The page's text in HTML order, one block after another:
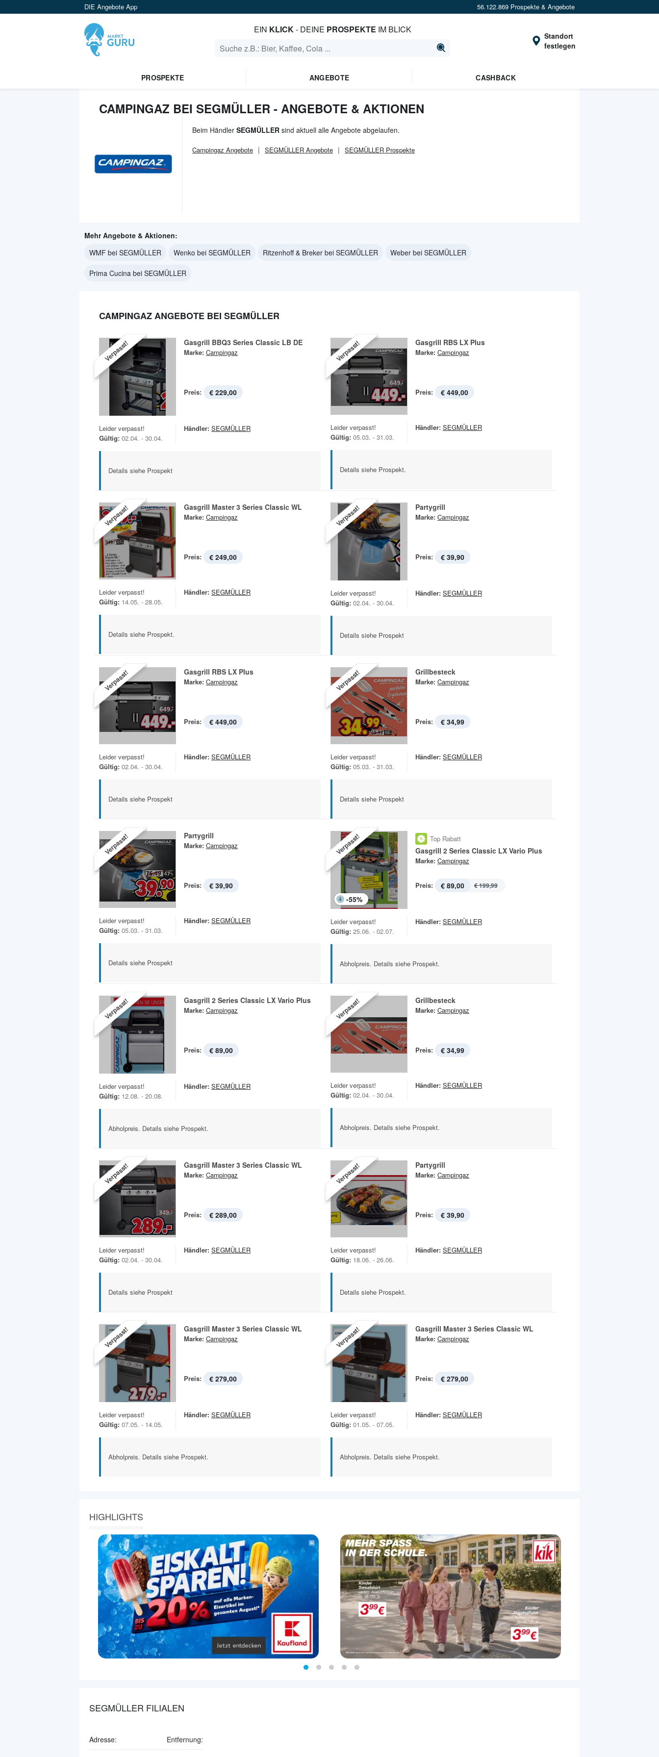
DIE Angebote App 56.122.869 Prospekte & Angebote
EIN KLICK- DEINE PROSPEKTE IM BLICK
Standort
festlegen
PROSPEKTE ANGEBOTE CASHBACK
CAMPINGAZ BEI SEGMÜLLER - ANGEBOTE & AKTIONEN
Beim Händler SEGMÜLLER sind aktuell alle Angebote abgelaufen.
Campingaz Angebote SEGMÜLLER Angebote SEGMÜLLER Prospekte
Mehr Angebote & Aktionen:
WMF bei SEGMÜLLER
Wenko bei SEGMÜLLER Ritzenhoff & Breker bei SEGMÜLLER Weber bei SEGMÜLLER
Prima Cucina bei SEGMÜLLER
CAMPINGAZ ANGEBOTE BEI SEGMÜLLER
Verpasst! Gasgrill BBQ3 Series Classic LB DE
Marke: Campingaz
Preis: € 229,00
Leider verpasst!
Gültig: 02.04. - 30.04.
Händler: SEGMÜLLER
Details siehe Prospekt
Verpasst! Gasgrill RBS LX Plus
Marke: Campingaz
Preis: € 449,00
Leider verpasst!
Gültig: 05.03. - 31.03.
Händler: SEGMÜLLER
Details siehe Prospekt.
Verpasst! Gasgrill Master 3 Series Classic WL
Marke: Campingaz
Preis: € 249,00
Leider verpasst!
Gültig: 14.05. - 28.05.
Händler: SEGMÜLLER
Details siehe Prospekt.
Verpasst! Partygrill
Marke: Campingaz
Preis: € 39,90
Leider verpasst!
Gültig: 02.04. - 30.04.
Händler: SEGMÜLLER
Details siehe Prospekt
Verpasst! Gasgrill RBS LX Plus
Marke: Campingaz
Preis: € 449,00
Leider verpasst!
Gültig: 02.04. - 30.04.
Händler: SEGMÜLLER
Details siehe Prospekt
Verpasst! Grillbesteck
Marke: Campingaz
Preis: € 34,99
Leider verpasst!
Gültig: 05.03. - 31.03.
Händler: SEGMÜLLER
Details siehe Prospekt
Verpasst! Partygrill
Marke: Campingaz
Preis: € 39,90
Leider verpasst!
Gültig: 05.03. - 31.03.
Händler: SEGMÜLLER
Details siehe Prospekt
Verpasst!
-55%
Top Rabatt
Gasgrill 2 Series Classic LX Vario Plus
Marke: Campingaz
Preis: € 89,00 € 199,99
Leider verpasst!
Gültig: 25.06. - 02.07.
Händler: SEGMÜLLER
Abholpreis. Details siehe Prospekt.
Verpasst! Gasgrill 2 Series Classic LX Vario Plus
Marke: Campingaz
Preis: € 89,00
Leider verpasst!
Gültig: 12.08. - 20.08.
Händler: SEGMÜLLER
Abholpreis. Details siehe Prospekt.
Verpasst! Grillbesteck
Marke: Campingaz
Preis: € 34,99
Leider verpasst!
Gültig: 02.04. - 30.04.
Händler: SEGMÜLLER
Abholpreis. Details siehe Prospekt.
Verpasst! Gasgrill Master 3 Series Classic WL
Marke: Campingaz
Preis: € 289,00
Leider verpasst!
Gültig: 02.04. - 30.04.
Händler: SEGMÜLLER
Details siehe Prospekt
Verpasst! Partygrill
Marke: Campingaz
Preis: € 39,90
Leider verpasst!
Gültig: 18.06. - 26.06.
Händler: SEGMÜLLER
Details siehe Prospekt.
Verpasst! Gasgrill Master 3 Series Classic WL
Marke: Campingaz
Preis: € 279,00
Leider verpasst!
Gültig: 07.05. - 14.05.
Händler: SEGMÜLLER
Abholpreis. Details siehe Prospekt.
Verpasst! Gasgrill Master 3 Series Classic WL
Marke: Campingaz
Preis: € 279,00
Leider verpasst!
Gültig: 01.05. - 07.05.
Händler: SEGMÜLLER
Abholpreis. Details siehe Prospekt.
HIGHLIGHTS
SEGMÜLLER FILIALEN
Adresse: Entfernung: